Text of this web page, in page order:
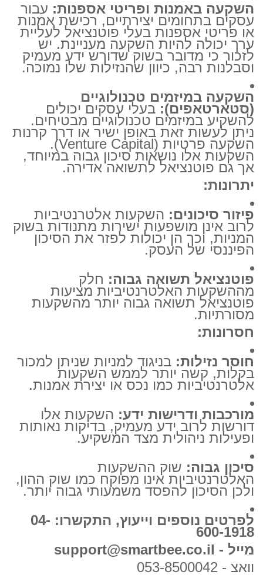
השקעה באמנות ופריטי אספנות: עבור
עסקים בתחומים יצירתיים, רכישת אמנות
או פריטי אספנות בעלי פוטנציאל לעליית
ערך יכולה להיות השקעה מעניינת. יש
לזכור כי מדובר בשוק שדורש ידע מעמיק
וסבלנות רבה, כיוון שהנזילות שלו נמוכה.
השקעה במיזמים טכנולוגיים
(סטארטאפים): בעלי עסקים יכולים
להשקיע במיזמים טכנולוגיים מבטיחים.
ניתן לעשות זאת באופן ישיר או דרך קרנות
השקעה פרטיות (Venture Capital).
השקעות אלו נושאות סיכון גבוה במיוחד,
אך גם פוטנציאל לתשואה אדירה.
יתרונות:
פיזור סיכונים: השקעות אלטרנטיביות
לרוב אינן מושפעות ישירות מתנודות בשוק
המניות, וכך הן יכולות לפזר את הסיכון
הפיננסי של העסק.
פוטנציאל תשואה גבוה: חלק
מההשקעות האלטרנטיביות מציעות
פוטנציאל תשואה גבוה יותר מהשקעות
מסורתיות.
חסרונות:
חוסר נזילות: בניגוד למניות שניתן למכור
בקלות, קשה יותר לממש השקעות
אלטרנטיביות כמו נכס או יצירת אמנות.
מורכבות ודרישות ידע: השקעות אלו
דורשות לרוב ידע מעמיק, בדיקות נאותות
ופעילות ניהולית מצד המשקיע.
סיכון גבוה: שוק ההשקעות
האלטרנטיביות אינו מפוקח כמו שוק ההון,
ולכן הסיכון להפסד משמעותי גבוה יותר.
לפרטים נוספים וייעוץ, התקשרו: 04-
600-1918
מייל - support@smartbee.co.il
וואצ - 053-8500042